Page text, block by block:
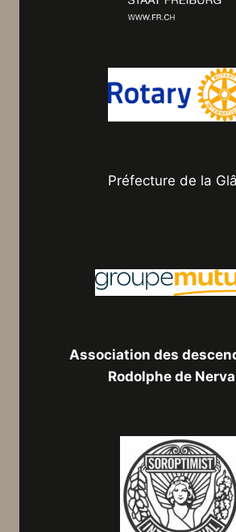
Préfecture de la
Association des
Rodolphe de